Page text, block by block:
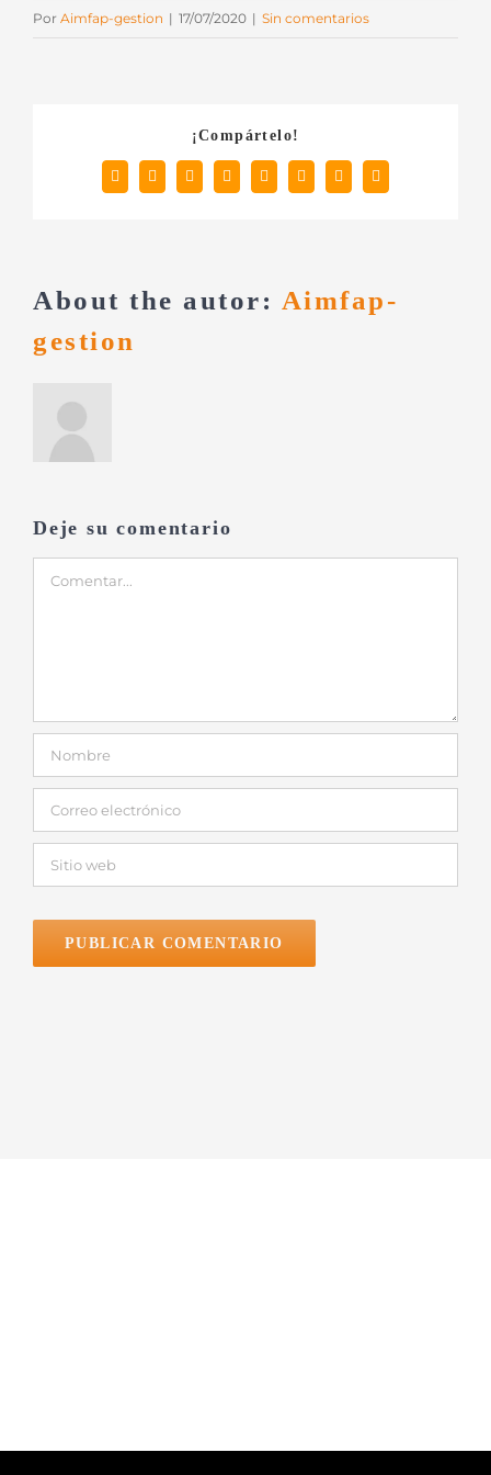
Por Aimfap-gestion | 17/07/2020 | Sin comentarios
¡Compártelo!
Facebook
X RedditLinkedInTumblrPinterest
Vk
Correo
electrónico
About the autor: Aimfap-
gestion
Deje su comentario
Comentar